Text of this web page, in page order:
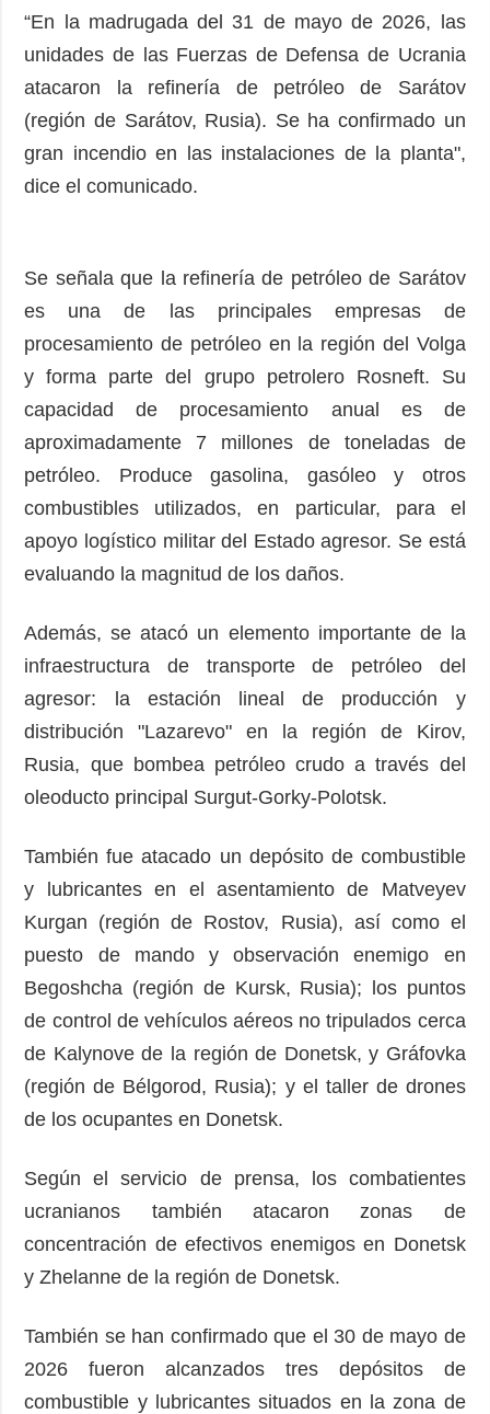
“En la madrugada del 31 de mayo de 2026, las
unidades de las Fuerzas de Defensa de Ucrania
atacaron la refinería de petróleo de Sarátov
(región de Sarátov, Rusia). Se ha confirmado un
gran incendio en las instalaciones de la planta",
dice el comunicado.
Se señala que la refinería de petróleo de Sarátov
es una de las principales empresas de
procesamiento de petróleo en la región del Volga
y forma parte del grupo petrolero Rosneft. Su
capacidad de procesamiento anual es de
aproximadamente 7 millones de toneladas de
petróleo. Produce gasolina, gasóleo y otros
combustibles utilizados, en particular, para el
apoyo logístico militar del Estado agresor. Se está
evaluando la magnitud de los daños.
Además, se atacó un elemento importante de la
infraestructura de transporte de petróleo del
agresor: la estación lineal de producción y
distribución "Lazarevo" en la región de Kirov,
Rusia, que bombea petróleo crudo a través del
oleoducto principal Surgut-Gorky-Polotsk.
También fue atacado un depósito de combustible
y lubricantes en el asentamiento de Matveyev
Kurgan (región de Rostov, Rusia), así como el
puesto de mando y observación enemigo en
Begoshcha (región de Kursk, Rusia); los puntos
de control de vehículos aéreos no tripulados cerca
de Kalynove de la región de Donetsk, y Gráfovka
(región de Bélgorod, Rusia); y el taller de drones
de los ocupantes en Donetsk.
Según el servicio de prensa, los combatientes
ucranianos también atacaron zonas de
concentración de efectivos enemigos en Donetsk
y Zhelanne de la región de Donetsk.
También se han confirmado que el 30 de mayo de
2026 fueron alcanzados tres depósitos de
combustible y lubricantes situados en la zona de